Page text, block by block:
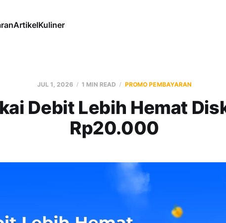
ArtikelKuliner
JUL 1, 2026 1 MIN READ PROMO PEMBAYARAN
Debit Lebih Hemat
Rp20.000